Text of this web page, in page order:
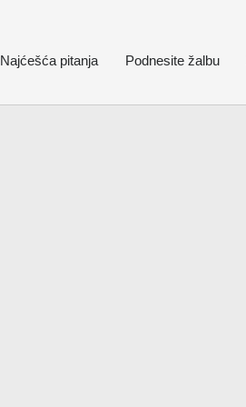
Najćešća pitanja Podnesite žalbu